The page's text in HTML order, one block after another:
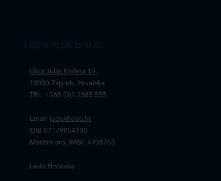
LEDO PLUS D.O.O.
Ulica Julija Knifera 10 ,
10000 Zagreb, Hrvatska
TEL: +385 (0)1 2385 555
Email:
ledo@ledo.hr
OIB 07179054100
Matični broj (MB): 4938763
Ledo Hrvatska